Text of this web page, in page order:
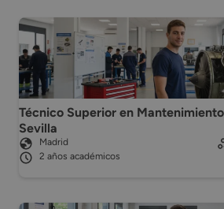
Técnico Superior en
Sevilla
Madrid
2 años académicos